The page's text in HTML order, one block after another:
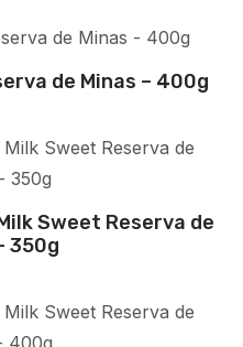
de Minas – 400g
Sweet Reserva de
350g